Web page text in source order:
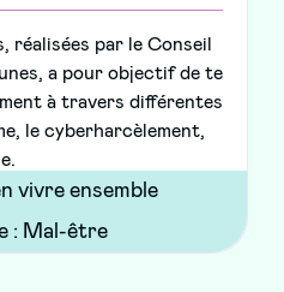
réalisées par le Conseil
a pour objectif de te
à travers différentes
le cyberharcèlement,